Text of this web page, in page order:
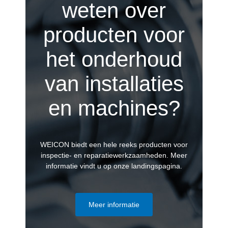
weten over
producten voor
het onderhoud
van installaties
en machines?
WEICON biedt een hele reeks producten voor
inspectie- en reparatiewerkzaamheden. Meer
informatie vindt u op onze landingspagina.
Meer informatie